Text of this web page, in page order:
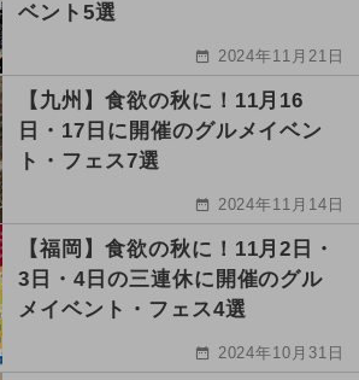
ベント5選
2024年11月21日
【九州】食欲の秋に！11月16
日・17日に開催のグルメイベン
ト・フェス7選
2024年11月14日
【福岡】食欲の秋に！11月2日・
3日・4日の三連休に開催のグル
メイベント・フェス4選
2024年10月31日